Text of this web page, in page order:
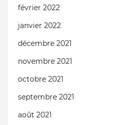
février 2022
janvier 2022
décembre 2021
novembre 2021
octobre 2021
septembre 2021
août 2021